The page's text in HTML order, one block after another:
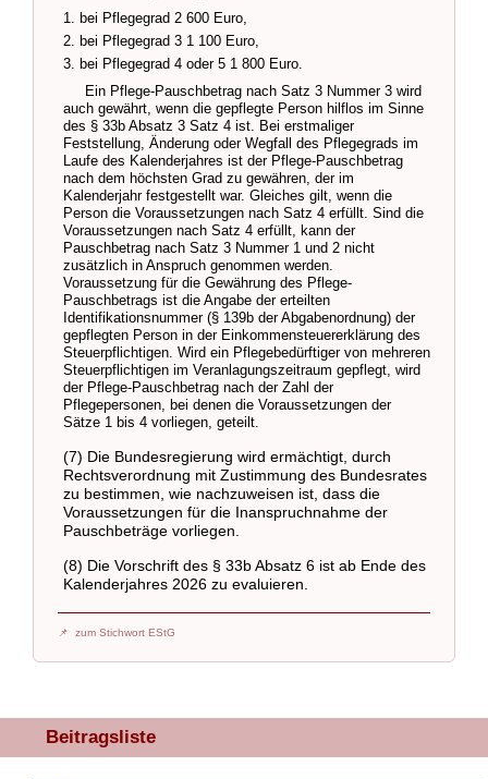
1. bei Pflegegrad 2 600 Euro,
2. bei Pflegegrad 3 1 100 Euro,
3. bei Pflegegrad 4 oder 5 1 800 Euro.
Ein Pflege-Pauschbetrag nach Satz 3 Nummer 3 wird
auch gewährt, wenn die gepflegte Person hilflos im Sinne
des § 33b Absatz 3 Satz 4 ist. Bei erstmaliger
Feststellung, Änderung oder Wegfall des Pflegegrads im
Laufe des Kalenderjahres ist der Pflege-Pauschbetrag
nach dem höchsten Grad zu gewähren, der im
Kalenderjahr festgestellt war. Gleiches gilt, wenn die
Person die Voraussetzungen nach Satz 4 erfüllt. Sind die
Voraussetzungen nach Satz 4 erfüllt, kann der
Pauschbetrag nach Satz 3 Nummer 1 und 2 nicht
zusätzlich in Anspruch genommen werden.
Voraussetzung für die Gewährung des Pflege-
Pauschbetrags ist die Angabe der erteilten
Identifikationsnummer (§ 139b der Abgabenordnung) der
gepflegten Person in der Einkommensteuererklärung des
Steuerpflichtigen. Wird ein Pflegebedürftiger von mehreren
Steuerpflichtigen im Veranlagungszeitraum gepflegt, wird
der Pflege-Pauschbetrag nach der Zahl der
Pflegepersonen, bei denen die Voraussetzungen der
Sätze 1 bis 4 vorliegen, geteilt.
(7) Die Bundesregierung wird ermächtigt, durch
Rechtsverordnung mit Zustimmung des Bundesrates
zu bestimmen, wie nachzuweisen ist, dass die
Voraussetzungen für die Inanspruchnahme der
Pauschbeträge vorliegen.
(8) Die Vorschrift des § 33b Absatz 6 ist ab Ende des
Kalenderjahres 2026 zu evaluieren.
zum Stichwort EStG
Beitragsliste